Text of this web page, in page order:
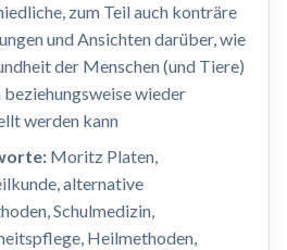
zum Teil auch konträre
und Ansichten darüber, wie
der Menschen (und Tiere)
beziehungsweise wieder
werden kann
Moritz Platen,
alternative
Schulmedizin,
Heilmethoden,